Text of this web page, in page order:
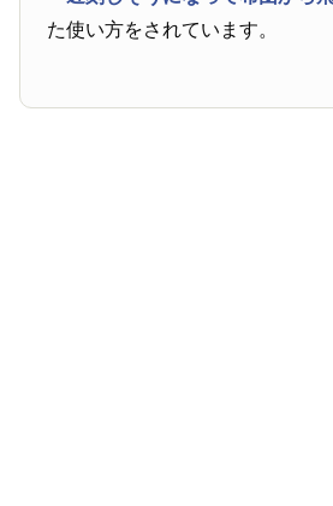
た使い方をされています。